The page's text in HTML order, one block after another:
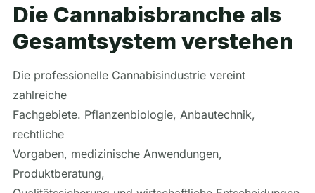
Die Cannabisbranche als
Gesamtsystem verstehen
Die professionelle Cannabisindustrie vereint
zahlreiche
Fachgebiete. Pflanzenbiologie, Anbautechnik,
rechtliche
Vorgaben, medizinische Anwendungen,
Produktberatung,